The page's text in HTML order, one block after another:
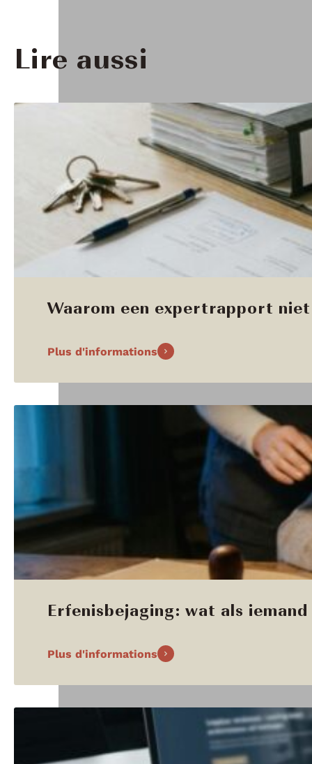
Lire aussi
Waarom een expertrapport
Plus d'informations
Erfenisbejaging: wat als
Plus d'informations